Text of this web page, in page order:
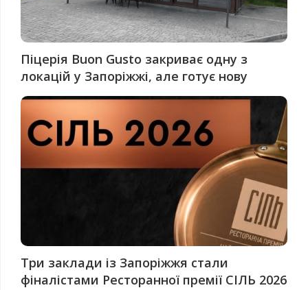
Піцерія Buon Gusto закриває одну з
локацій у Запоріжжі, але готує нову
Три заклади із Запоріжжя стали
фіналістами Ресторанної премії СІЛЬ 2026